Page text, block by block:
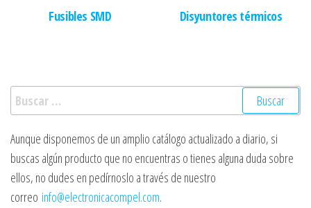
Fusibles SMD Disyuntores térmicos
Buscar:
Aunque disponemos de un amplio catálogo actualizado a diario, si
buscas algún producto que no encuentras o tienes alguna duda sobre
ellos, no dudes en pedírnoslo a través de nuestro
correo info@electronicacompel.com.